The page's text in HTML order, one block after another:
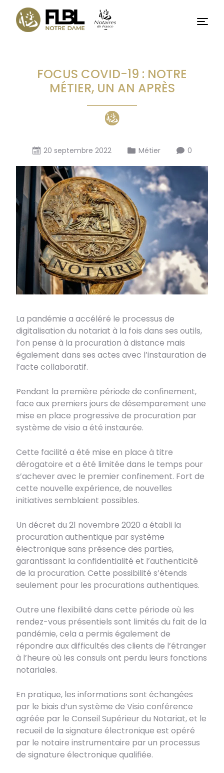
Basculer
vers
Menu
FOCUS COVID-19 : NOTRE
MÉTIER, UN AN APRÈS
20 septembre 2022 Métier 0
La pandémie a accéléré le processus de
digitalisation du notariat à la fois dans ses outils,
l’on pense à la procuration à distance mais
également dans ses actes avec l’instauration de
l’acte collaboratif.
Pendant la première période de confinement,
face aux premiers jours de désemparement une
mise en place progressive de procuration par
système de visio a été instaurée.
Cette facilité a été mise en place à titre
dérogatoire et a été limitée dans le temps pour
s’achever avec le premier confinement. Fort de
cette nouvelle expérience, de nouvelles
initiatives semblaient possibles.
Un décret du 21 novembre 2020 a établi la
procuration authentique par système
électronique sans présence des parties,
garantissant la confidentialité et l’authenticité
de la procuration. Cette possibilité s’étends
seulement pour les procurations authentiques.
Outre une flexibilité dans cette période où les
rendez-vous présentiels sont limités du fait de la
pandémie, cela a permis également de
répondre aux difficultés des clients de l’étranger
à l’heure où les consuls ont perdu leurs fonctions
notariales.
En pratique, les informations sont échangées
par le biais d’un système de Visio conférence
agréée par le Conseil Supérieur du Notariat, et le
recueil de la signature électronique est opéré
par le notaire instrumentaire par un processus
de signature électronique qualifiée.